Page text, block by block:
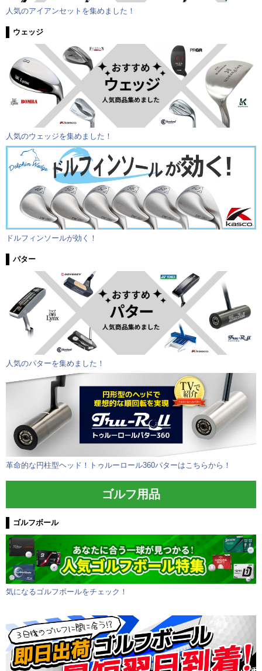
人気のアイアンセットを集めました！
ウェッジ
人気のウェッジを集めました！
ドルフィンソールが効く！
パター
人気のパターを集めました！
革命的な円柱型ヘッド！トゥルーロール360パターはこちらから！
ゴルフ用品
ゴルフボール
気になるゴルフボールをチェック！